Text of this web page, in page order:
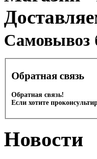
Cамовывоз
Обратная связь
Обратная связь!
Если хотите
Новости